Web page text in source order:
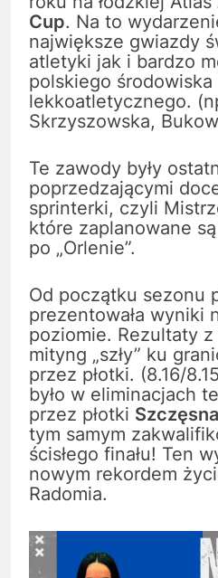
Cup. Na to
największe gwiazdy
atletyki jak i bardzo
polskiego środowiska
lekkoatletycznego.
Skrzyszowska,
Te zawody były
poprzedzającymi
sprinterki, czyli
które zaplanowane
po „Orlenie”.
Od początku sezonu
prezentowała wyniki
poziomie. Rezultaty
mityng „szły” ku
przez płotki. (8.16/
było w eliminacjach
przez płotki Szczęsna
tym samym
ścisłego finału! Ten
nowym rekordem
Radomia.